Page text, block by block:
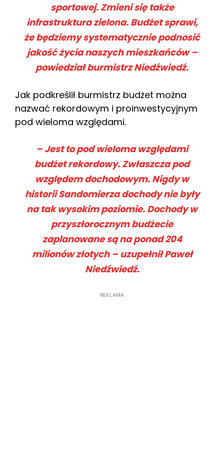
sportowej. Zmieni się także
infrastruktura zielona. Budżet sprawi,
że będziemy systematycznie podnosić
jakość życia naszych mieszkańców –
powiedział burmistrz Niedźwiedź.
Jak podkreślił burmistrz budżet można
nazwać rekordowym i proinwestycyjnym
pod wieloma względami.
– Jest to pod wieloma względami
budżet rekordowy. Zwłaszcza pod
względem dochodowym. Nigdy w
historii Sandomierza dochody nie były
na tak wysokim poziomie. Dochody w
przyszłorocznym budżecie
zaplanowane są na ponad 204
milionów złotych – uzupełnił Paweł
Niedźwiedź.
REKLAMA